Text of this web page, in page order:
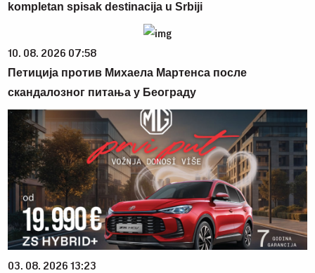
kompletan spisak destinacija u Srbiji
10. 08. 2026 07:58
Петиција против Михаела Мартенса после
скандалозног питања у Београду
03. 08. 2026 13:23